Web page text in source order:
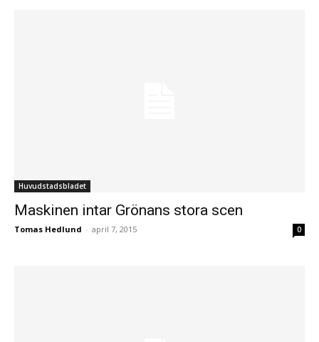
Huvudstadsbladet
Maskinen intar Grönans stora scen
Tomas Hedlund - april 7, 2015 0